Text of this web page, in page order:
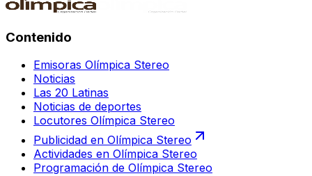
Contenido
Emisoras Olímpica Stereo
Noticias
Las 20 Latinas
Noticias de deportes
Locutores Olímpica Stereo
Publicidad en Olímpica Stereo
Actividades en Olímpica Stereo
Programación de Olímpica Stereo